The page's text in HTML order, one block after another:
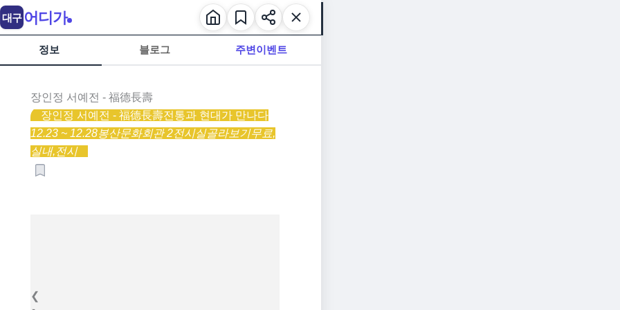
정보 블로그 주변이벤트
장인정 서예전 - 福德長壽
장인정 서예전 - 福德長壽전통과 현대가 만나다
12.23 ~ 12.28봉산문화회관 2전시실골라보기무료,
실내,전시
❮
대구 어디가